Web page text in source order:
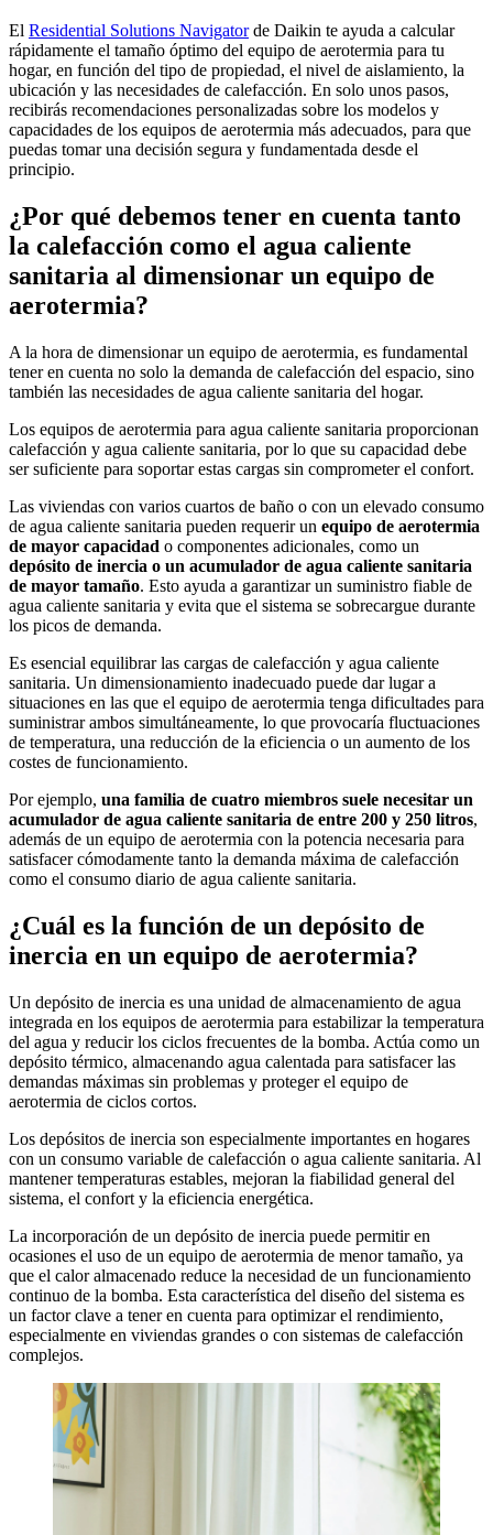
El Residential Solutions Navigatorde Daikin te ayuda a calcular
rápidamente el tamaño óptimo del equipo de aerotermia para tu
hogar, en función del tipo de propiedad, el nivel de aislamiento, la
ubicación y las necesidades de calefacción. En solo unos pasos,
recibirás recomendaciones personalizadas sobre los modelos y
capacidades de los equipos de aerotermia más adecuados, para que
puedas tomar una decisión segura y fundamentada desde el
principio.
¿Por qué debemos tener en cuenta tanto
la calefacción como el agua caliente
sanitaria al dimensionar un equipo de
aerotermia?
A la hora de dimensionar un equipo de aerotermia, es fundamental
tener en cuenta no solo la demanda de calefacción del espacio, sino
también las necesidades de agua caliente sanitaria del hogar.
Los equipos de aerotermia para agua caliente sanitaria proporcionan
calefacción y agua caliente sanitaria, por lo que su capacidad debe
ser suficiente para soportar estas cargas sin comprometer el confort.
Las viviendas con varios cuartos de baño o con un elevado consumo
de agua caliente sanitaria pueden requerir un equipo de aerotermia
de mayor capacidad o componentes adicionales, como un
depósito de inercia o un acumulador de agua caliente sanitaria
de mayor tamaño. Esto ayuda a garantizar un suministro fiable de
agua caliente sanitaria y evita que el sistema se sobrecargue durante
los picos de demanda.
Es esencial equilibrar las cargas de calefacción y agua caliente
sanitaria. Un dimensionamiento inadecuado puede dar lugar a
situaciones en las que el equipo de aerotermia tenga dificultades para
suministrar ambos simultáneamente, lo que provocaría fluctuaciones
de temperatura, una reducción de la eficiencia o un aumento de los
costes de funcionamiento.
Por ejemplo, una familia de cuatro miembros suele necesitar un
acumulador de agua caliente sanitaria de entre 200 y 250 litros,
además de un equipo de aerotermia con la potencia necesaria para
satisfacer cómodamente tanto la demanda máxima de calefacción
como el consumo diario de agua caliente sanitaria.
¿Cuál es la función de un depósito de
inercia en un equipo de aerotermia?
Un depósito de inercia es una unidad de almacenamiento de agua
integrada en los equipos de aerotermia para estabilizar la temperatura
del agua y reducir los ciclos frecuentes de la bomba. Actúa como un
depósito térmico, almacenando agua calentada para satisfacer las
demandas máximas sin problemas y proteger el equipo de
aerotermia de ciclos cortos.
Los depósitos de inercia son especialmente importantes en hogares
con un consumo variable de calefacción o agua caliente sanitaria. Al
mantener temperaturas estables, mejoran la fiabilidad general del
sistema, el confort y la eficiencia energética.
La incorporación de un depósito de inercia puede permitir en
ocasiones el uso de un equipo de aerotermia de menor tamaño, ya
que el calor almacenado reduce la necesidad de un funcionamiento
continuo de la bomba. Esta característica del diseño del sistema es
un factor clave a tener en cuenta para optimizar el rendimiento,
especialmente en viviendas grandes o con sistemas de calefacción
complejos.